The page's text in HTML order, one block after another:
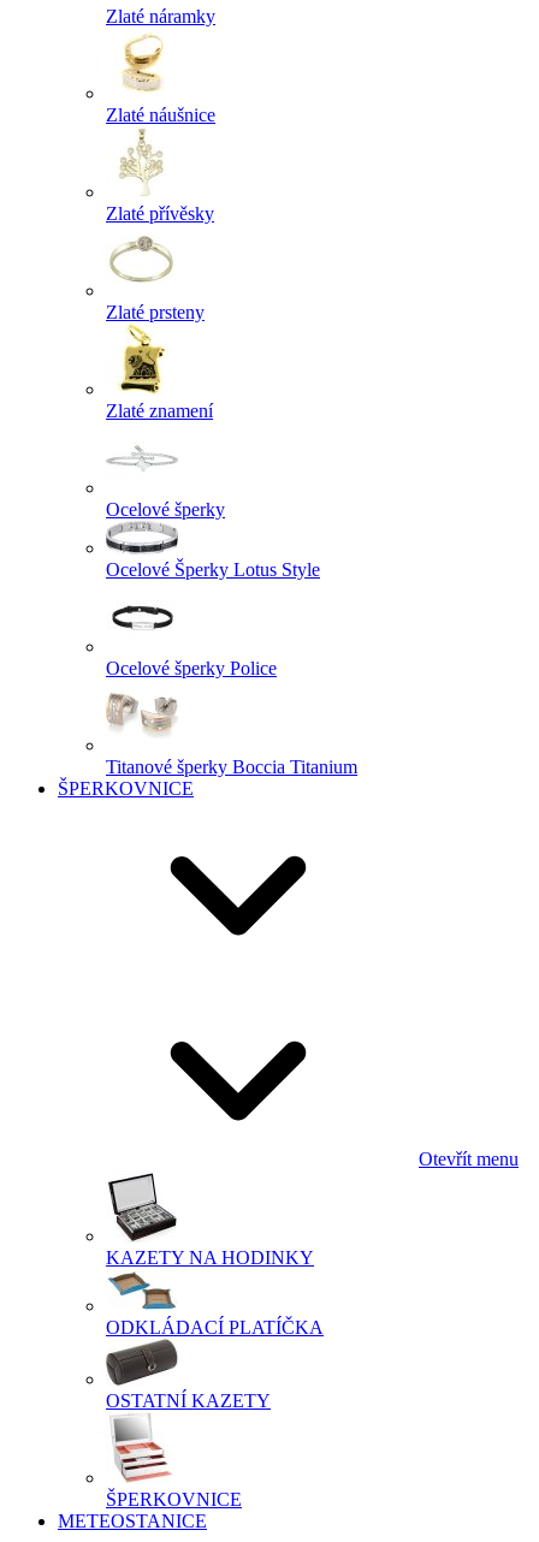
Zlaté náramky
Zlaté náušnice
Zlaté přívěsky
Zlaté prsteny
Zlaté znamení
Ocelové šperky
Ocelové Šperky Lotus Style
Ocelové šperky Police
Titanové šperky Boccia Titanium
ŠPERKOVNICE
Otevřít menu
KAZETY NA HODINKY
ODKLÁDACÍ PLATÍČKA
OSTATNÍ KAZETY
ŠPERKOVNICE
METEOSTANICE